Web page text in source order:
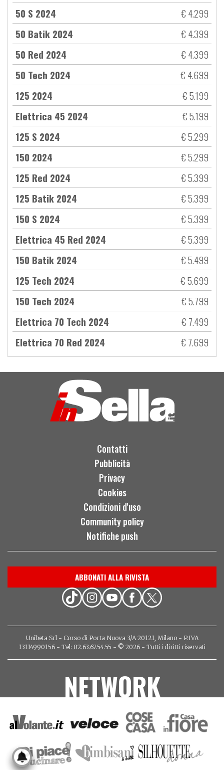
50 S 2024
€ 4.299
50 Batik 2024
€ 4.399
50 Red 2024
€ 4.399
50 Tech 2024
€ 4.699
125 2024
€ 5.199
Elettrica 45 2024
€ 5.199
125 S 2024
€ 5.299
150 2024
€ 5.299
125 Red 2024
€ 5.399
125 Batik 2024
€ 5.399
150 S 2024
€ 5.399
Elettrica 45 Red 2024
€ 5.399
150 Batik 2024
€ 5.499
125 Tech 2024
€ 5.699
150 Tech 2024
€ 5.799
Elettrica 70 Tech 2024
€ 7.499
Elettrica 70 Red 2024
€ 7.699
Contatti
Pubblicità
Privacy
Cookies
Condizioni d'uso
Community policy
Notifiche push
ABBONATI ALLA RIVISTA
Unibeta Srl - Corso di Porta Nuova 3/A 20121, Milano - P.IVA
13114990156 - Tel: 02.63.67.54.55 - © 2026 - Tutti i diritti riservati
NETWORK